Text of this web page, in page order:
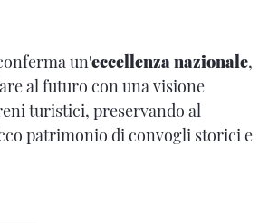
un'eccellenza nazionale,
al futuro con una visione
turistici, preservando al
patrimonio di convogli storici e